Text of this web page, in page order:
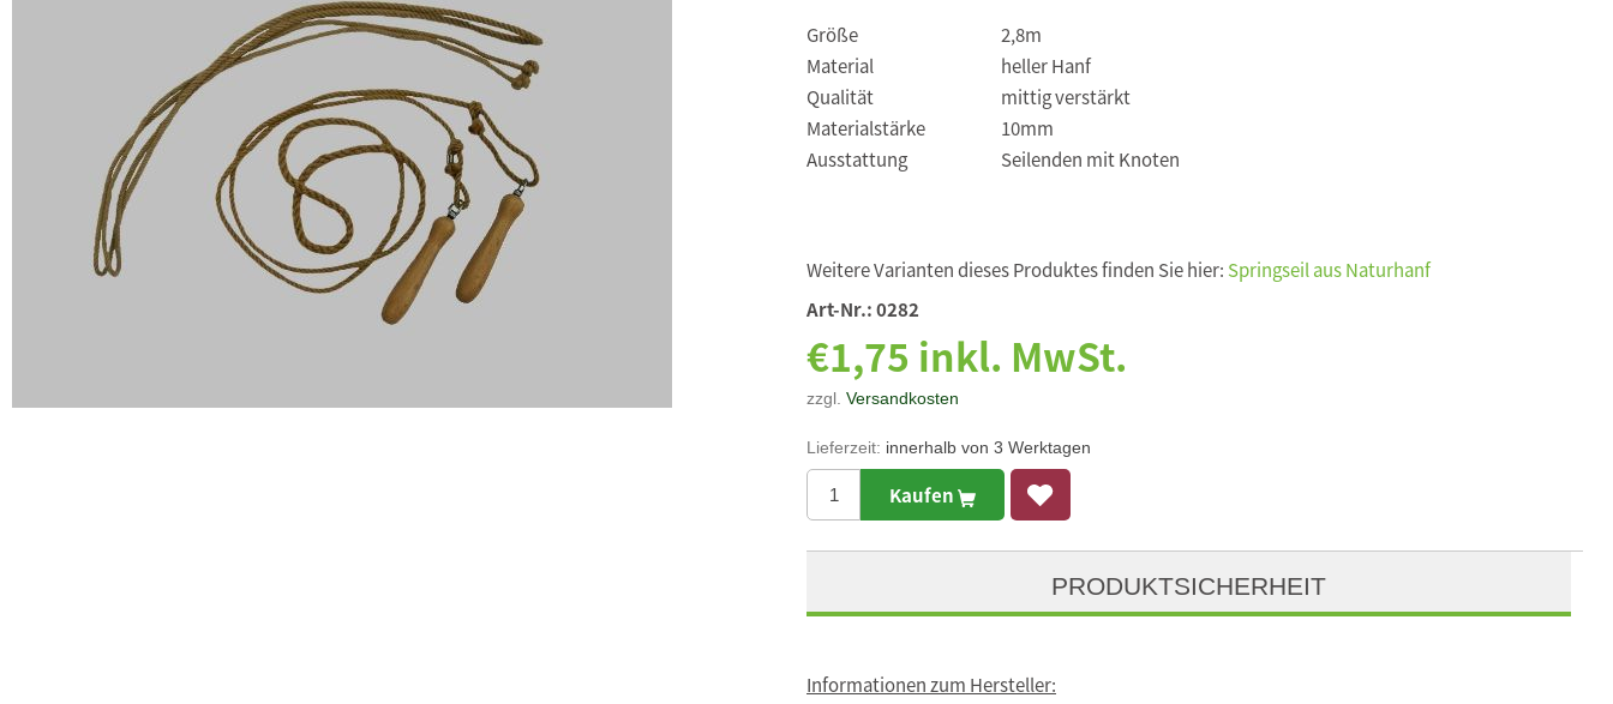
Größe
2,8m
Material
heller Hanf
Qualität
mittig verstärkt
Materialstärke
10mm
Ausstattung
Seilenden mit Knoten
Weitere Varianten dieses Produktes finden Sie hier: Springseil aus Naturhanf
Art-Nr.:0282
€1,75 inkl. MwSt.
zzgl. Versandkosten
Lieferzeit: innerhalb von 3 Werktagen
Kaufen
PRODUKTSICHERHEIT
Informationen zum Hersteller: